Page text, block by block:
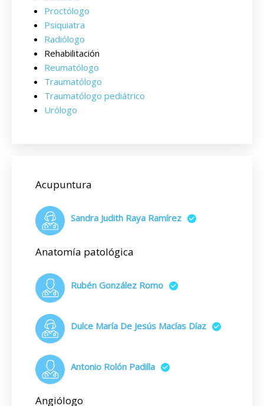
Proctólogo
Psiquiatra
Radiólogo
Rehabilitación
Reumatólogo
Traumatólogo
Traumatólogo pediátrico
Urólogo
Acupuntura
Sandra Judith Raya Ramírez
Anatomía patológica
Rubén González Romo
Dulce María De Jesús Macías Díaz
Antonio Rolón Padilla
Angiólogo